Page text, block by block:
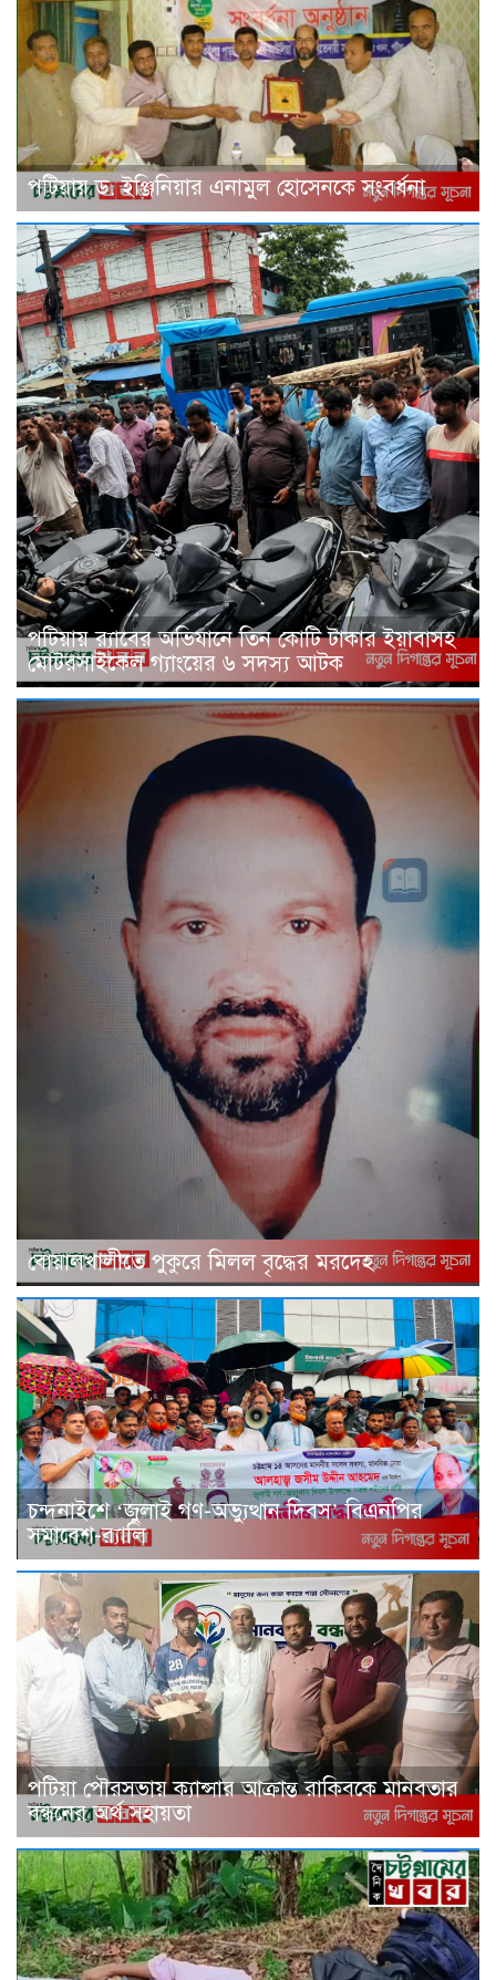
পটিয়ায় ড. ইঞ্জিনিয়ার এনামুল হোসেনকে সংবর্ধনা
পটিয়ায় র‍্যাবের অভিযানে তিন কোটি টাকার ইয়াবাসহ
মোটরসাইকেল গ্যাংয়ের ৬ সদস্য আটক
বোয়ালখালীতে পুকুরে মিলল বৃদ্ধের মরদেহ
চন্দনাইশে ‘জুলাই গণ-অভ্যুত্থান দিবস’ বিএনপির
সমাবেশ-র‌্যালি
পটিয়া পৌরসভায় ক্যান্সার আক্রান্ত রাকিবকে মানবতার
বন্ধনের অর্থ সহায়তা